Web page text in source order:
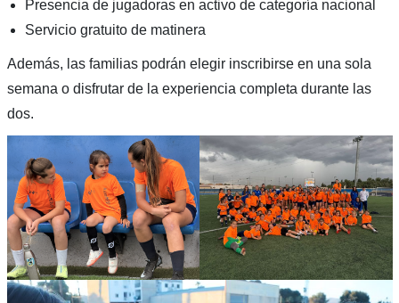
Presencia de jugadoras en activo de categoría nacional
Servicio gratuito de matinera
Además, las familias podrán elegir inscribirse en una sola
semana o disfrutar de la experiencia completa durante las
dos.